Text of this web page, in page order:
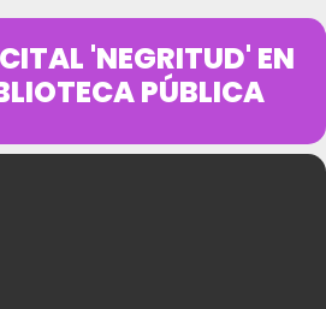
'NEGRITUD' EN
PÚBLICA